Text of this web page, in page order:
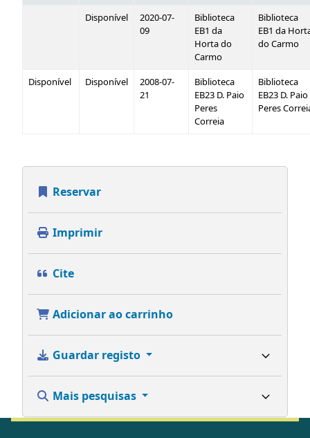
Disponível
2020-07-
09
Biblioteca
EB1 da
Horta do
Carmo
Biblioteca
EB1 da
do Carmo
Disponível Disponível
2008-07-
21
Biblioteca
EB23 D. Paio
Peres
Correia
Biblioteca
EB23 D. Paio
Peres
Reservar
Imprimir
Cite
Adicionar ao carrinho
Guardar registo
Mais pesquisas